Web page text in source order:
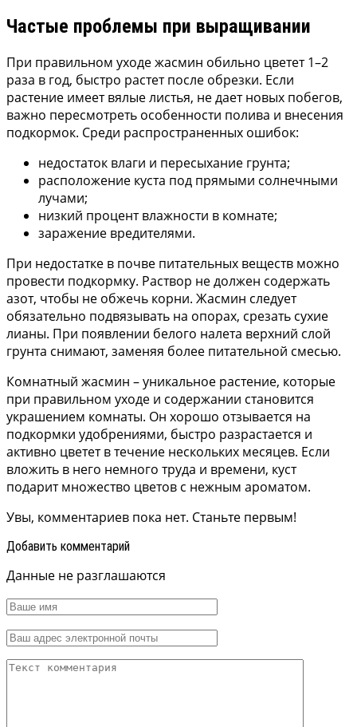
Частые проблемы при выращивании
При правильном уходе жасмин обильно цветет 1–2
раза в год, быстро растет после обрезки. Если
растение имеет вялые листья, не дает новых побегов,
важно пересмотреть особенности полива и внесения
подкормок. Среди распространенных ошибок:
недостаток влаги и пересыхание грунта;
расположение куста под прямыми солнечными
лучами;
низкий процент влажности в комнате;
заражение вредителями.
При недостатке в почве питательных веществ можно
провести подкормку. Раствор не должен содержать
азот, чтобы не обжечь корни. Жасмин следует
обязательно подвязывать на опорах, срезать сухие
лианы. При появлении белого налета верхний слой
грунта снимают, заменяя более питательной смесью.
Комнатный жасмин – уникальное растение, которые
при правильном уходе и содержании становится
украшением комнаты. Он хорошо отзывается на
подкормки удобрениями, быстро разрастается и
активно цветет в течение нескольких месяцев. Если
вложить в него немного труда и времени, куст
подарит множество цветов с нежным ароматом.
Увы, комментариев пока нет. Станьте первым!
Добавить комментарий
Данные не разглашаются